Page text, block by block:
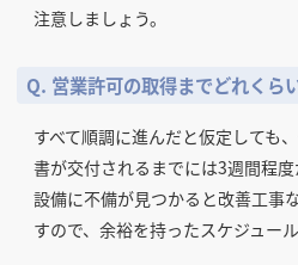
注意しましょう。
Q. 営業許可の取得までどれくら
すべて順調に進んだと仮定しても
書が交付されるまでには3週間程度
設備に不備が見つかると改善工事
すので、余裕を持ったスケジュー